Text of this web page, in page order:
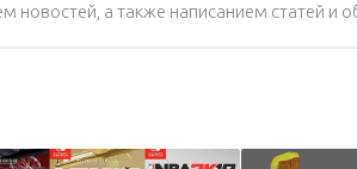
новостей, а также написанием статей и